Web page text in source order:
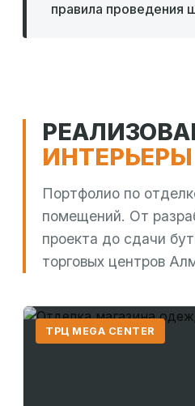
правила проведения
ИНТЕРЬЕРЫ
Портфолио по
помещений. От
проекта до сдачи
торговых центров
ТРЦ MEGA CENTER